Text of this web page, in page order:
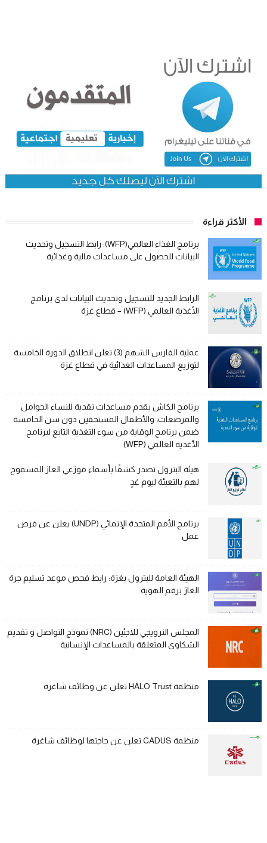
الأكثر قراءة
برنامج الغذاء العالمي(WFP): رابط التسجيل وتحديث
البيانات للحصول على مساعدات مالية وغذائية
الرابط الجديد للتسجيل وتحديث البيانات لدى برنامج
الأغذية العالمي (WFP) – قطاع غزة
عملية الفارس الشهم (3) تعلن انطلاق الدورة الخامسة
لتوزيع المساعدات الغذائية في قطاع غزة
برنامج الكاش يقدم مساعدات نقدية للنساء الحوامل
والمرضعات، والأطفال المستحقين دون سن الخامسة
ضمن برنامج الوقاية من سوء التغذية التابع لبرنامج
الأغذية العالمي (WFP)
هيئة البترول تصدر كشفًا بأسماء موزعي الغاز المسموح
لهم بالتعبئة ليوم غدٍ
برنامج الأمم المتحدة الإنمائي (UNDP) يعلن عن فرص
عمل
الهيئة العامة للبترول بغزة: رابط فحص موعد تسليم جرة
الغاز برقم الهوية
المجلس النرويجي للاجئين (NRC) نموذج التواصل و تقديم
الشكاوى المتعلقة بالمساعدات الإنسانية
منظمة HALO Trust تعلن عن وظائف شاغرة
منظمة CADUS تعلن عن حاجتها لوظائف شاغرة